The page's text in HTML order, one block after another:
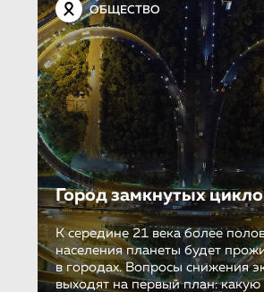
ОБЩЕСТВО
Город замкнутых
К середине 21 века более
населения планеты будет
в городах. Вопросы снижения
выходят на первый план: какую